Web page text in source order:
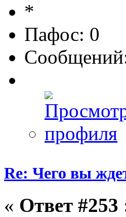
Пафос: 0
Re: Чего вы
« Ответ #253